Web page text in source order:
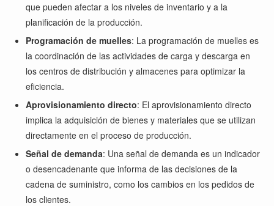
que pueden afectar a los niveles de inventario y a la
planificación de la producción.
Programación de muelles: La programación de muelles es
la coordinación de las actividades de carga y descarga en
los centros de distribución y almacenes para optimizar la
eficiencia.
Aprovisionamiento directo: El aprovisionamiento directo
implica la adquisición de bienes y materiales que se utilizan
directamente en el proceso de producción.
Señal de demanda: Una señal de demanda es un indicador
o desencadenante que informa de las decisiones de la
cadena de suministro, como los cambios en los pedidos de
los clientes.